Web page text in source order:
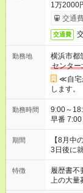
1万2000
交通
交通費
勤務地
横浜市都
センター
≪自宅
します。
勤務時間
9:00～18:00（休憩60
早番 7:00
と休みを
「でき
ね。 ※Wワーク希望の方へ 今ご覧のお仕事で希望する勤務時間
と、もう
合は応募
期間
【8月中
3日後に
特徴 履歴書不
上の大量